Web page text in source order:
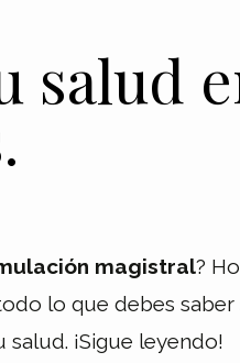
salud
magistral?
lo que debes
¡Sigue leyendo!